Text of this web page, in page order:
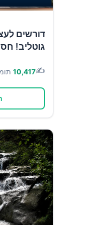
דורשים
גוטליב!
✍️
10,417